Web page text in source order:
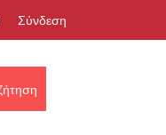
Σύνδεση